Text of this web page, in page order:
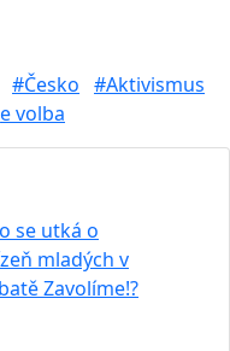
#Česko #Aktivismus
volba
se utká o
mladých v
Zavolíme!?